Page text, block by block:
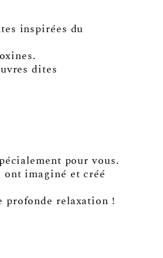
inspirées du
dites
pour vous.
ont imaginé et créé
profonde relaxation !